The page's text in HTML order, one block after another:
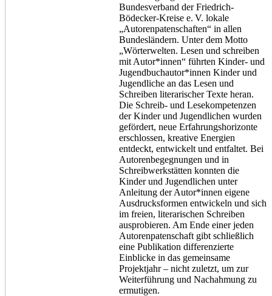
Bundesverband der Friedrich-
Bödecker-Kreise e. V. lokale
„Autorenpatenschaften“ in allen
Bundesländern. Unter dem Motto
„Wörterwelten. Lesen und schreiben
mit Autor*innen“ führten Kinder- und
Jugendbuchautor*innen Kinder und
Jugendliche an das Lesen und
Schreiben literarischer Texte heran.
Die Schreib- und Lesekompetenzen
der Kinder und Jugendlichen wurden
gefördert, neue Erfahrungshorizonte
erschlossen, kreative Energien
entdeckt, entwickelt und entfaltet. Bei
Autorenbegegnungen und in
Schreibwerkstätten konnten die
Kinder und Jugendlichen unter
Anleitung der Autor*innen eigene
Ausdrucksformen entwickeln und sich
im freien, literarischen Schreiben
ausprobieren. Am Ende einer jeden
Autorenpatenschaft gibt schließlich
eine Publikation differenzierte
Einblicke in das gemeinsame
Projektjahr – nicht zuletzt, um zur
Weiterführung und Nachahmung zu
ermutigen.